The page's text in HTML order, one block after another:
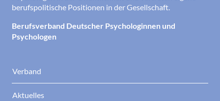
berufspolitische Positionen in der Gesellschaft.
Berufsverband Deutscher Psychologinnen und
Psychologen
Verband
Aktuelles